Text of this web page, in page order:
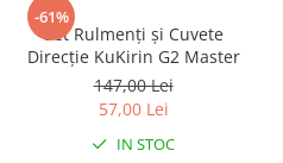
-61%
Set Rulmenți și Cuvete
Direcție KuKirin G2 Master
147,00 Lei
57,00 Lei
IN STOC